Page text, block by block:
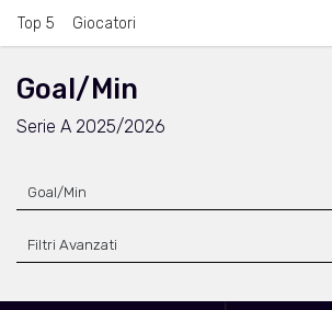
Top 5 Giocatori
Goal/Min
Serie A 2025/2026
Goal/Min
Filtri Avanzati